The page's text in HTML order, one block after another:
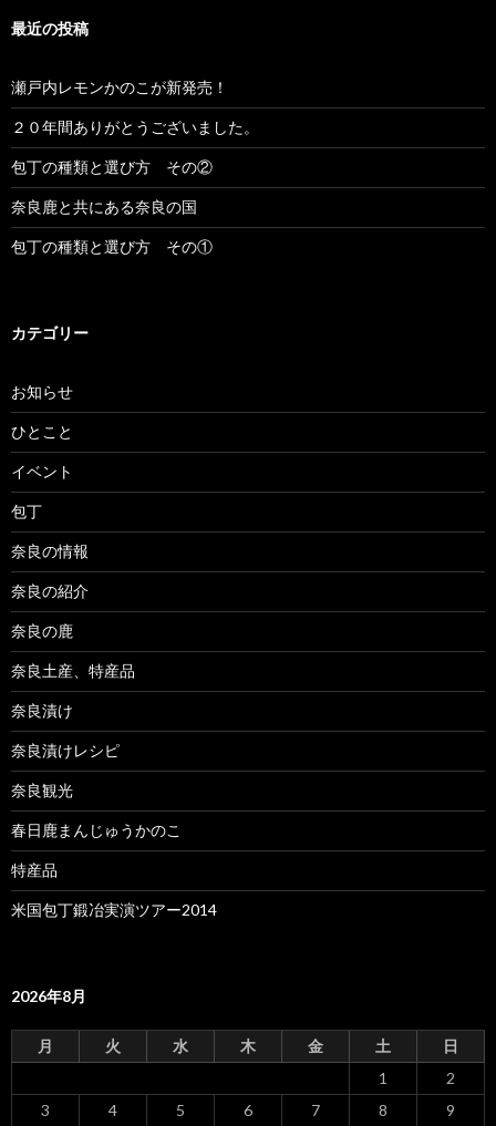
最近の投稿
瀬戸内レモンかのこが新発売！
２０年間ありがとうございました。
包丁の種類と選び方 その②
奈良鹿と共にある奈良の国
包丁の種類と選び方 その①
カテゴリー
お知らせ
ひとこと
イベント
包丁
奈良の情報
奈良の紹介
奈良の鹿
奈良土産、特産品
奈良漬け
奈良漬けレシピ
奈良観光
春日鹿まんじゅうかのこ
特産品
米国包丁鍛冶実演ツアー2014
2026年8月
月 火 水 木 金 土
日
1
2
3
4 5 6 7 8
9